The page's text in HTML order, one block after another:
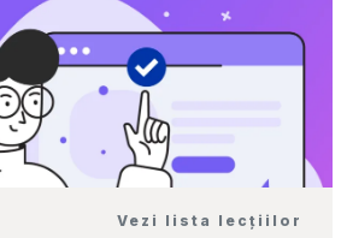
Vezi lista lecțiilor